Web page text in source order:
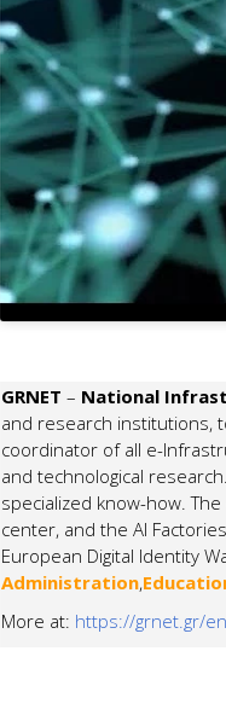
GRNET – National
and research institutions,
coordinator of all e-
and technological
specialized know-how.
center, and the AI Factories
European Digital Identity
Administration,
More at: https://grnet.gr/